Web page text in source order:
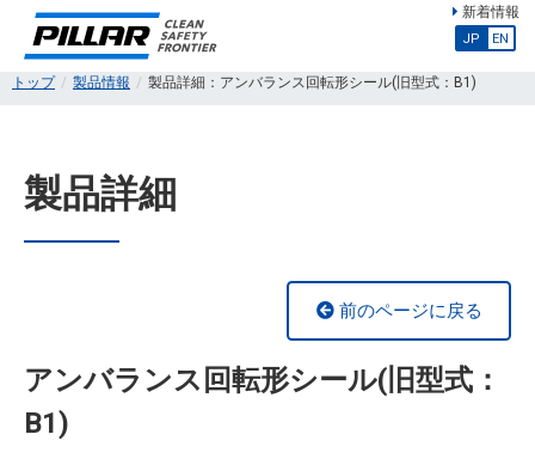
新着情報
JP EN
トップ 製品情報 製品詳細：アンバランス回転形シール(旧型式：B1)
製品詳細
前のページに戻る
アンバランス回転形シール(旧型式：
B1)